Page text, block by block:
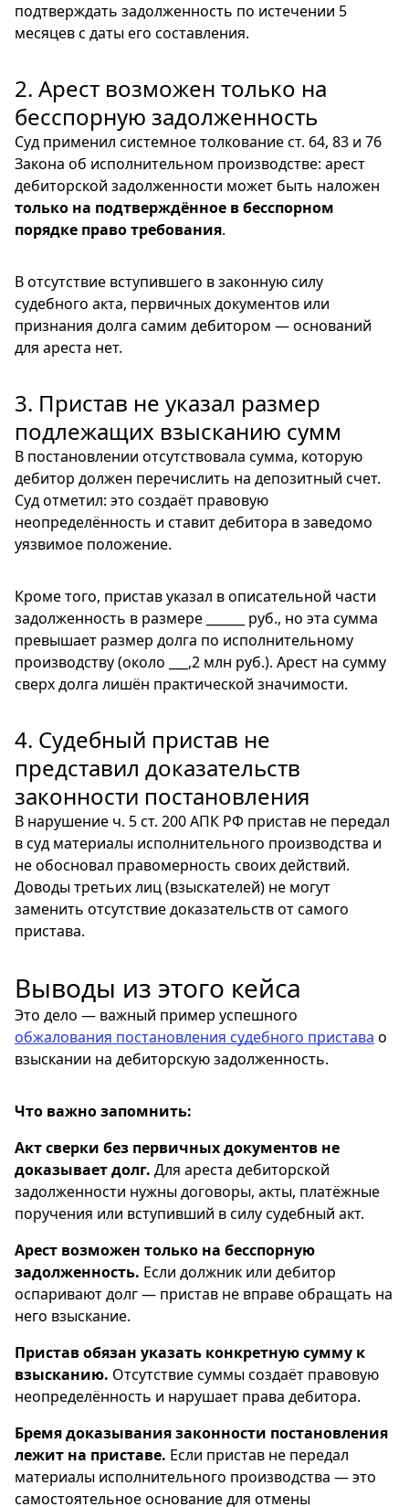
подтверждать задолженность по истечении 5
месяцев с даты его составления.
2. Арест возможен только на
бесспорную задолженность
Суд применил системное толкование ст. 64, 83 и 76
Закона об исполнительном производстве: арест
дебиторской задолженности может быть наложен
только на подтверждённое в бесспорном
порядке право требования.
В отсутствие вступившего в законную силу
судебного акта, первичных документов или
признания долга самим дебитором — оснований
для ареста нет.
3. Пристав не указал размер
подлежащих взысканию сумм
В постановлении отсутствовала сумма, которую
дебитор должен перечислить на депозитный счет.
Суд отметил: это создаёт правовую
неопределённость и ставит дебитора в заведомо
уязвимое положение.
Кроме того, пристав указал в описательной части
задолженность в размере ______ руб., но эта сумма
превышает размер долга по исполнительному
производству (около ___,2 млн руб.). Арест на сумму
сверх долга лишён практической значимости.
4. Судебный пристав не
представил доказательств
законности постановления
В нарушение ч. 5 ст. 200 АПК РФ пристав не передал
в суд материалы исполнительного производства и
не обосновал правомерность своих действий.
Доводы третьих лиц (взыскателей) не могут
заменить отсутствие доказательств от самого
пристава.
Выводы из этого кейса
Это дело — важный пример успешного
обжалования постановления судебного пристава о
взыскании на дебиторскую задолженность.
Что важно запомнить:
Акт сверки без первичных документов не
доказывает долг. Для ареста дебиторской
задолженности нужны договоры, акты, платёжные
поручения или вступивший в силу судебный акт.
Арест возможен только на бесспорную
задолженность. Если должник или дебитор
оспаривают долг — пристав не вправе обращать на
него взыскание.
Пристав обязан указать конкретную сумму к
взысканию. Отсутствие суммы создаёт правовую
неопределённость и нарушает права дебитора.
Бремя доказывания законности постановления
лежит на приставе. Если пристав не передал
материалы исполнительного производства — это
самостоятельное основание для отмены